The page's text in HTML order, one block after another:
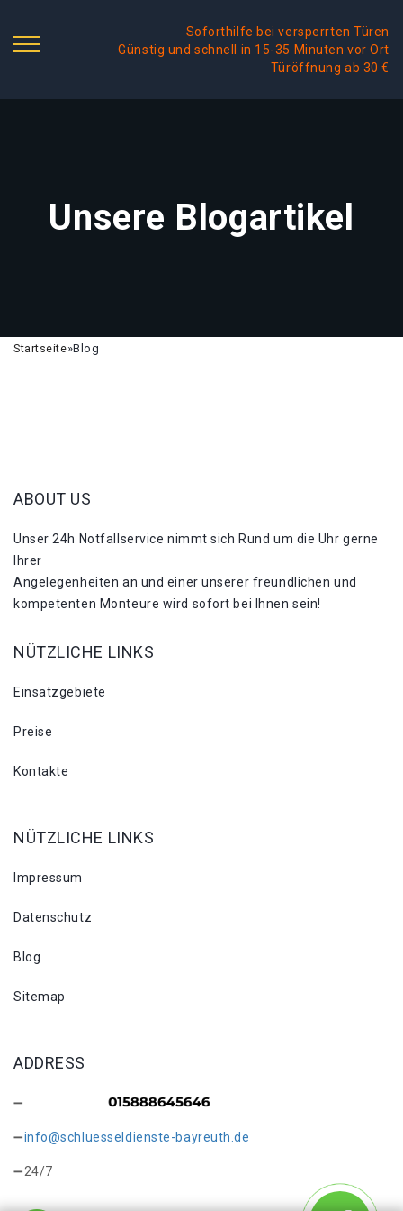
Soforthilfe bei versperrten Türen
Günstig und schnell in 15-35 Minuten vor Ort
Türöffnung ab 30 €
Unsere Blogartikel
Startseite»Blog
ABOUT US
Unser 24h Notfallservice nimmt sich Rund um die Uhr gerne
Ihrer
Angelegenheiten an und einer unserer freundlichen und
kompetenten Monteure wird sofort bei Ihnen sein!
NÜTZLICHE LINKS
Einsatzgebiete
Preise
Kontakte
NÜTZLICHE LINKS
Impressum
Datenschutz
Blog
Sitemap
ADDRESS
info@schluesseldienste-bayreuth.de
24/7